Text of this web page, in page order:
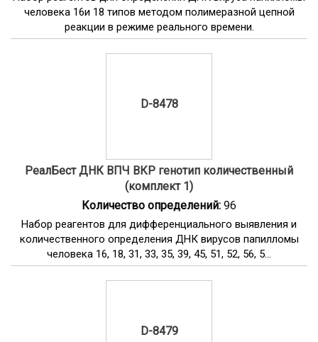
человека 16и 18 типов методом полимеразной цепной
реакции в режиме реального времени.
D-8478
РеалБест ДНК ВПЧ ВКР генотип количественный
(комплект 1)
Количество определений: 96
Набор реагентов для дифференциального выявления и
количественного определения ДНК вирусов папилломы
человека 16, 18, 31, 33, 35, 39, 45, 51, 52, 56, 5...
D-8479